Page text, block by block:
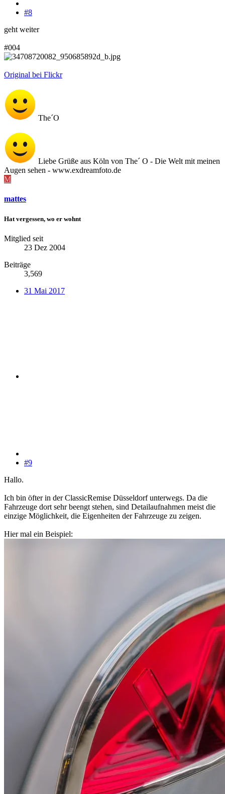
#8
geht weiter
#004
Original bei Flickr
The´O
Liebe Grüße aus Köln von The´ O - Die Welt mit meinen
Augen sehen - www.exdreamfoto.de
M
mattes
Hat vergessen, wo er wohnt
Mitglied seit
23 Dez 2004
Beiträge
3,569
31 Mai 2017
#9
Hallo.
Ich bin öfter in der ClassicRemise Düsseldorf unterwegs. Da die
Fahrzeuge dort sehr beengt stehen, sind Detailaufnahmen meist die
einzige Möglichkeit, die Eigenheiten der Fahrzeuge zu zeigen.
Hier mal ein Beispiel: